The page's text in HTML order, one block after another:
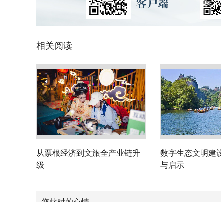
相关阅读
从票根经济到文旅全产业链升
级
数字生态文明建
与启示